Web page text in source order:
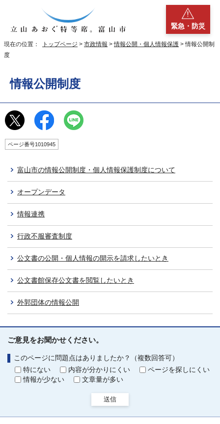
緊急・防災
現在の位置： トップページ > 市政情報 >情報公開・個人情報保護 > 情報公開制
度
情報公開制度
ページ番号1010945
富山市の情報公開制度・個人情報保護制度について
オープンデータ
情報連携
行政不服審査制度
公文書の公開・個人情報の開示を請求したいとき
公文書館保存公文書を閲覧したいとき
外郭団体の情報公開
ご意見をお聞かせください。
このページに問題点はありましたか？（複数回答可）
特にない
内容が分かりにくい
ページを探しにくい
情報が少ない
文章量が多い
送信